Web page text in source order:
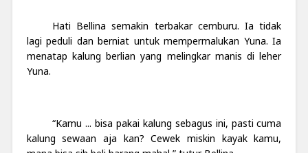
Hati Bellina semakin terbakar cemburu. Ia tidak
lagi peduli dan berniat untuk mempermalukan Yuna. Ia
menatap kalung berlian yang melingkar manis di leher
Yuna.
“Kamu ... bisa pakai kalung sebagus ini, pasti cuma
kalung sewaan aja kan? Cewek miskin kayak kamu,